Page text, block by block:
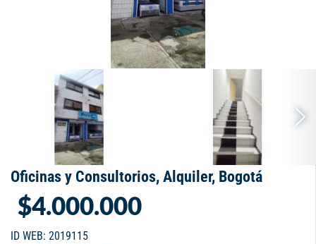
Oficinas y Consultorios, Alquiler, Bogotá
$4.000.000
ID WEB: 2019115